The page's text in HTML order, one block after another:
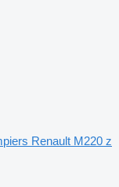
Renault M220 z